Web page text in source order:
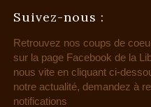
Suivez-nous :
Retrouvez nos coups de
sur la page Facebook de la
nous vite en cliquant ci-
notre actualité, demandez à
notifications